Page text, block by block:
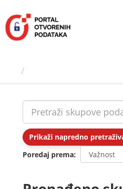
sadržaj
Prikaži napredno
Poredaj prema